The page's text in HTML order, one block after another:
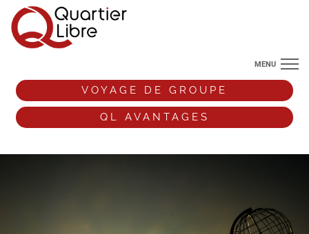
MENU
NOS DESTINATIONS
ANGLETERRE
VOS ENVIES DE VOYAGE
+33 (0)9 72 38 52 44
VOYAGE DE GROUPE
QL AVANTAGES